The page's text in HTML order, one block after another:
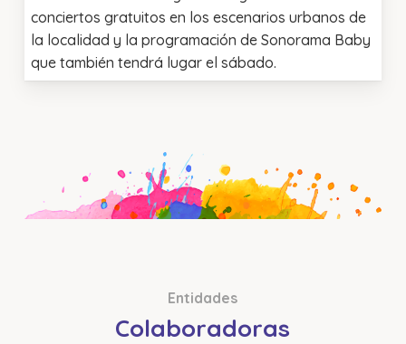
conciertos gratuitos en los escenarios urbanos de
la localidad y la programación de Sonorama Baby
que también tendrá lugar el sábado.
Entidades
Colaboradoras